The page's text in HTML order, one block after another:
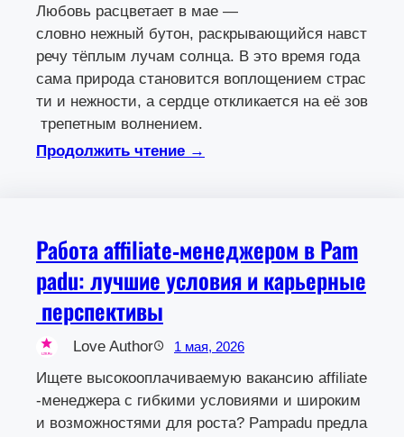
Любовь расцветает в мае —
словно нежный бутон, раскрывающийся навст
речу тёплым лучам солнца. В это время года
сама природа становится воплощением страс
ти и нежности, а сердце откликается на её зов
трепетным волнением.
Продолжить чтение →
Работа affiliate‑менеджером в Pam
padu: лучшие условия и карьерные
перспективы
Love Author 1 мая, 2026
Ищете высокооплачиваемую вакансию affiliate
‑менеджера с гибкими условиями и широким
и возможностями для роста? Pampadu предла